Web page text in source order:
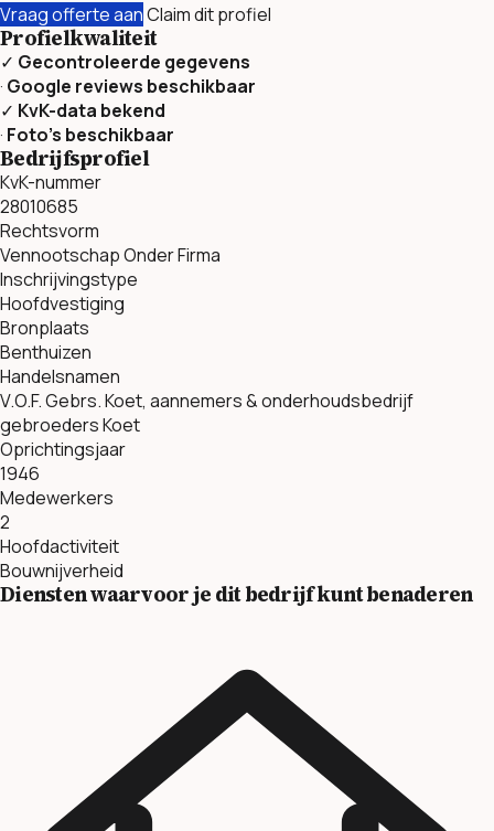
Vraag offerte aanClaim dit profiel
Profielkwaliteit
✓ Gecontroleerde gegevens
· Google reviews beschikbaar
✓ KvK-data bekend
· Foto’s beschikbaar
Bedrijfsprofiel
KvK-nummer
28010685
Rechtsvorm
Vennootschap Onder Firma
Inschrijvingstype
Hoofdvestiging
Bronplaats
Benthuizen
Handelsnamen
V.O.F. Gebrs. Koet, aannemers & onderhoudsbedrijf
gebroeders Koet
Oprichtingsjaar
1946
Medewerkers
2
Hoofdactiviteit
Bouwnijverheid
Diensten waarvoor je dit bedrijf kunt benaderen